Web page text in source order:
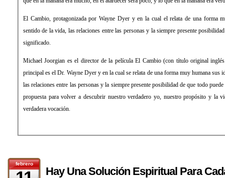
El Cambio, protagonizada por Wayne Dyer y en la cual el relata de una forma
sentido de la vida, las relaciones entre las personas y la siempre presente
significado.
Michael Joorgian es el director de la película El Cambio (con título original
principal es el Dr. Wayne Dyer y en la cual se relata de una forma muy humana sus
las relaciones entre las personas y la siempre presente posibilidad de que todo
propuesta para volver a descubrir nuestro verdadero yo, nuestro propósito y la
verdadera vocación.
febrero
Hay Una Solución Espiritual Para